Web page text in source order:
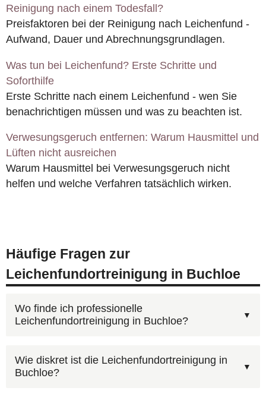
Reinigung nach einem Todesfall?
Preisfaktoren bei der Reinigung nach Leichenfund -
Aufwand, Dauer und Abrechnungsgrundlagen.
Was tun bei Leichenfund? Erste Schritte und
Soforthilfe
Erste Schritte nach einem Leichenfund - wen Sie
benachrichtigen müssen und was zu beachten ist.
Verwesungsgeruch entfernen: Warum Hausmittel und
Lüften nicht ausreichen
Warum Hausmittel bei Verwesungsgeruch nicht
helfen und welche Verfahren tatsächlich wirken.
Häufige Fragen zur
Leichenfundortreinigung in Buchloe
Wo finde ich professionelle
Leichenfundortreinigung in Buchloe?
Unter0800 6003005erreichen Sie unsere
Disponenten — kostenlos, 24 Stunden am Tag.
Wie diskret ist die Leichenfundortreinigung in
Buchloe?